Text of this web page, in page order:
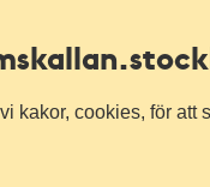
kakor, cookies, för